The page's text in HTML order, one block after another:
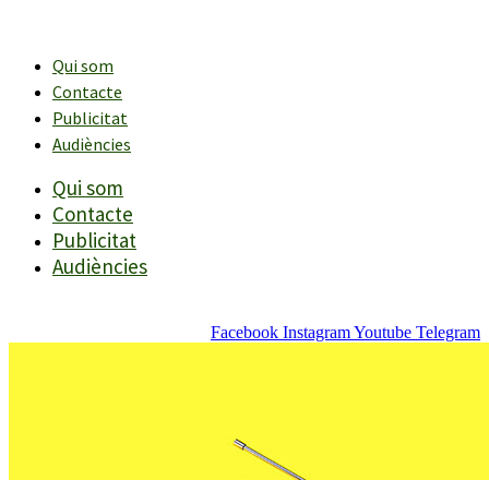
contingutQui som
Contacte
Publicitat
Audiències
Qui som
Contacte
Publicitat
Audiències
Facebook InstagramYoutube Telegram